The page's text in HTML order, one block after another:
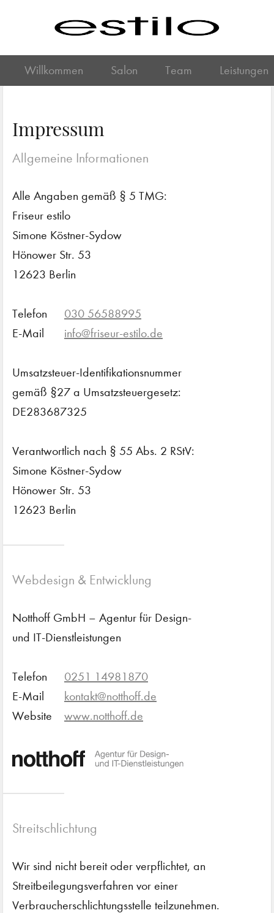
Willkommen Salon Team Leistungen
Impressum
Allgemeine Informationen
Alle Angaben gemäß § 5 TMG:
Friseur estilo
Simone Köstner-Sydow
Hönower Str. 53
12623 Berlin
Telefon
030 56588995
E-Mail
info@friseur-estilo.de
Umsatzsteuer-Identifikationsnummer
gemäß §27 a Umsatzsteuergesetz:
DE283687325
Verantwortlich nach § 55 Abs. 2 RStV:
Simone Köstner-Sydow
Hönower Str. 53
12623 Berlin
Webdesign & Entwicklung
Notthoff GmbH – Agentur für Design-
und IT-Dienstleistungen
Telefon
0251 14981870
E-Mail
kontakt@notthoff.de
Website
www.notthoff.de
Streitschlichtung
Wir sind nicht bereit oder verpflichtet, an
Streitbeilegungsverfahren vor einer
Verbraucherschlichtungsstelle teilzunehmen.